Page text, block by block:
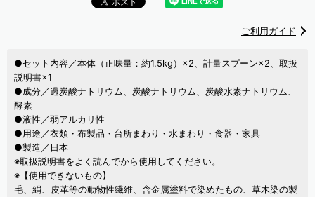
ご利用ガイド
●セット内容／本体（正味量：約1.5kg）×2、計量スプーン×2、取扱
説明書×1
●成分／過炭酸ナトリウム、炭酸ナトリウム、炭酸水素ナトリウム、
酵素
●液性／弱アルカリ性
●用途／衣類・布製品・台所まわり・水まわり・食器・家具
●製造／日本
※取扱説明書をよく読んでから使用してください。
※【使用できないもの】
毛、絹、皮革等の動物性繊維、含金属塗料で染めたもの、草木染の製